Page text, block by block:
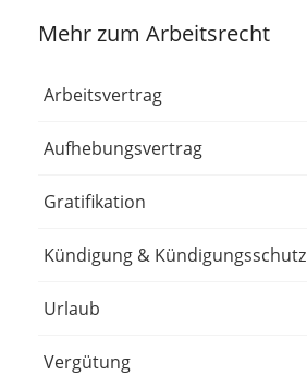
Mehr zum Arbeitsrecht
Arbeitsvertrag
Aufhebungsvertrag
Gratifikation
Kündigung & Kündigungsschutz
Urlaub
Vergütung